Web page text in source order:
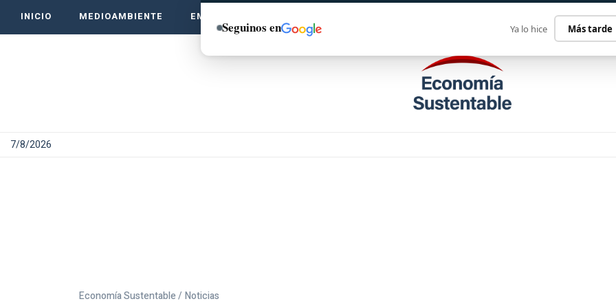
INICIO MEDIOAMBIENTE EMPRENDE VERDE
7/8/2026
Economía Sustentable / Noticias
Seguinos en Ya lo hice Más tarde